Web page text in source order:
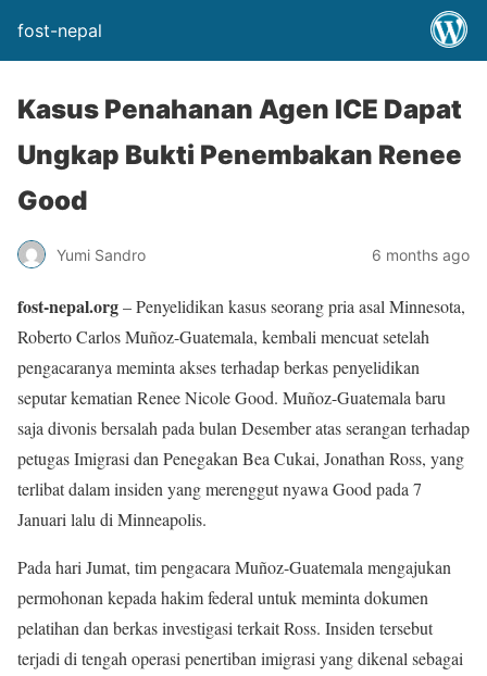
fost-nepal
Kasus Penahanan Agen ICE Dapat
Ungkap Bukti Penembakan Renee
Good
Yumi Sandro 6 months ago
fost-nepal.org– Penyelidikan kasus seorang pria asal Minnesota,
Roberto Carlos Muñoz-Guatemala, kembali mencuat setelah
pengacaranya meminta akses terhadap berkas penyelidikan
seputar kematian Renee Nicole Good. Muñoz-Guatemala baru
saja divonis bersalah pada bulan Desember atas serangan terhadap
petugas Imigrasi dan Penegakan Bea Cukai, Jonathan Ross, yang
terlibat dalam insiden yang merenggut nyawa Good pada 7
Januari lalu di Minneapolis.
Pada hari Jumat, tim pengacara Muñoz-Guatemala mengajukan
permohonan kepada hakim federal untuk meminta dokumen
pelatihan dan berkas investigasi terkait Ross. Insiden tersebut
terjadi di tengah operasi penertiban imigrasi yang dikenal sebagai